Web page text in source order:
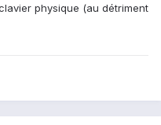
physique (au détriment